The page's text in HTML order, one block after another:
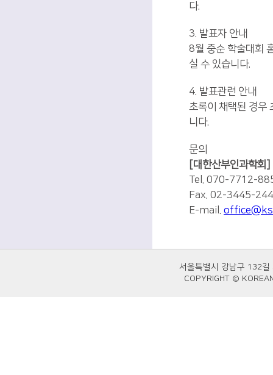
다.
3. 발표자 안내
8월 중순 학술대회
실 수 있습니다.
4. 발표관련 안내
초록이 채택된 경우
니다.
문의
[대한산부인과학회]
Tel. 070-7712-
Fax. 02-3445-
E-mail.
서울특별시 강남구 132
COPYRIGHT ©